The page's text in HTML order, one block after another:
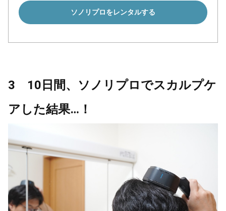
ソノリプロをレンタルする
3 10日間、ソノリプロでスカルプケ
アした結果…！